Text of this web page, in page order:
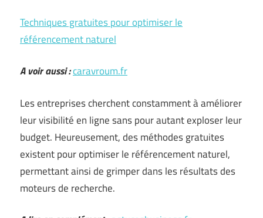
Techniques gratuites pour optimiser le
référencement naturel
A voir aussi :caravroum.fr
Les entreprises cherchent constamment à améliorer
leur visibilité en ligne sans pour autant exploser leur
budget. Heureusement, des méthodes gratuites
existent pour optimiser le référencement naturel,
permettant ainsi de grimper dans les résultats des
moteurs de recherche.